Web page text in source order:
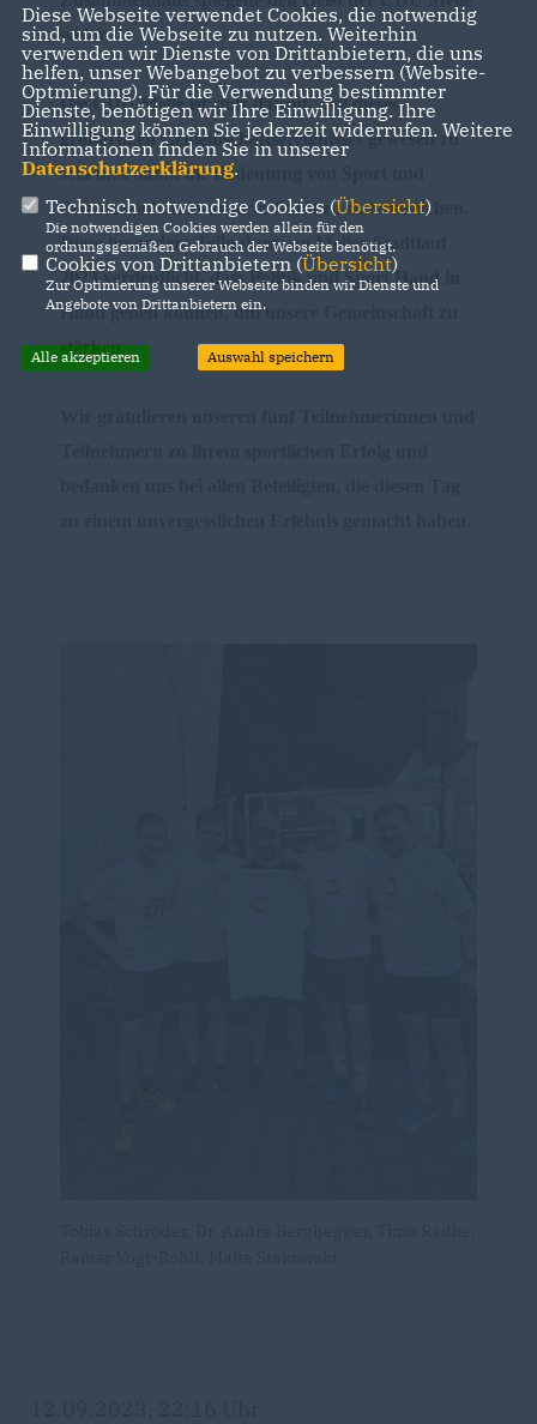
wider.
Die CDU Melle ist stolz darauf, Teil dieses
großartigen Gemeinschaftsereignisses gewesen zu
sein und damit die Bedeutung von Sport und
Zusammenhalt in unserer Stadt zu unterstreichen.
Diese besondere Teilnahme am Meller Stadtlauf
2023 verdeutlicht, dass Politik und Sport Hand in
Hand gehen können, um unsere Gemeinschaft zu
stärken.
Diese Webseite verwendet Cookies, die notwendig
sind, um die Webseite zu nutzen. Weiterhin
verwenden wir Dienste von Drittanbietern, die uns
helfen, unser Webangebot zu verbessern (Website-
Optmierung). Für die Verwendung bestimmter
Dienste, benötigen wir Ihre Einwilligung. Ihre
Einwilligung können Sie jederzeit widerrufen. Weitere
Informationen finden Sie in unserer
Datenschutzerklärung.
Technisch notwendige Cookies (Übersicht)
Die notwendigen Cookies werden allein für den
ordnungsgemäßen Gebrauch der Webseite benötigt.
Cookies von Drittanbietern (Übersicht)
Zur Optimierung unserer Webseite binden wir Dienste und
Angebote von Drittanbietern ein.
Alle akzeptieren Auswahl speichern